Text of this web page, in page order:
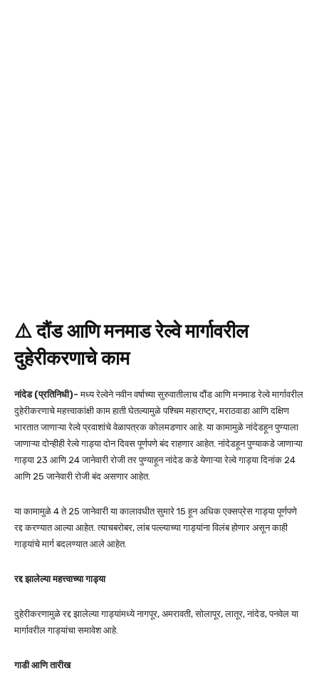
⚠️ दौंड आणि मनमाड रेल्वे मार्गावरील
दुहेरीकरणाचे काम
नांदेड (प्रतिनिधी)-मध्य रेल्वेने नवीन वर्षाच्या सुरुवातीलाच दौंड आणि मनमाड रेल्वे मार्गावरील
दुहेरीकरणाचे महत्त्वाकांक्षी काम हाती घेतल्यामुळे पश्चिम महाराष्ट्र, मराठवाडा आणि दक्षिण
भारतात जाणाऱ्या रेल्वे प्रवाशांचे वेळापत्रक कोलमडणार आहे. या कामामुळे नांदेडहून पुण्याला
जाणाऱ्या दोन्हीही रेल्वे गाड्या दोन दिवस पूर्णपणे बंद राहणार आहेत. नांदेडहून पुण्याकडे जाणाऱ्या
गाड्या 23 आणि 24 जानेवारी रोजी तर पुण्याहून नांदेड कडे येणाऱ्या रेल्वे गाड्या दिनांक 24
आणि 25 जानेवारी रोजी बंद असणार आहेत.
या कामामुळे 4 ते 25 जानेवारी या कालावधीत सुमारे 15 हून अधिक एक्सप्रेस गाड्या पूर्णपणे
रद्द करण्यात आल्या आहेत. त्याचबरोबर, लांब पल्ल्याच्या गाड्यांना विलंब होणार असून काही
गाड्यांचे मार्ग बदलण्यात आले आहेत.
रद्द झालेल्या महत्त्वाच्या गाड्या
दुहेरीकरणामुळे रद्द झालेल्या गाड्यांमध्ये नागपूर, अमरावती, सोलापूर, लातूर, नांदेड, पनवेल या
मार्गावरील गाड्यांचा समावेश आहे.
गाडी आणि तारीख